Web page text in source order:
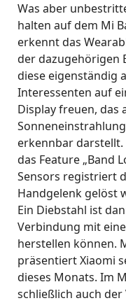
Was aber
halten auf dem Mi
erkennt das
der dazugehörigen
diese eigenständig
Interessenten auf
Display freuen, das
erkennbar
das Feature „Band
Sensors registriert
Handgelenk gelöst
Ein Diebstahl ist
Verbindung mit
herstellen können.
präsentiert Xiaomi
dieses Monats. Im
schließlich auch